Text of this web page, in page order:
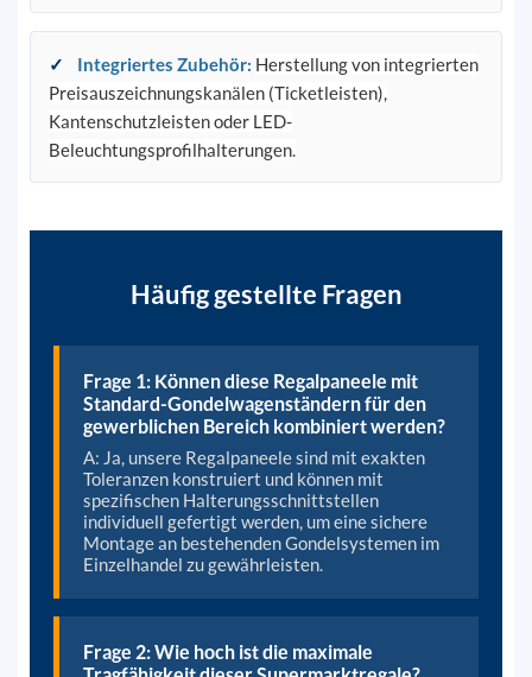
✓ Integriertes Zubehör: Herstellung von integrierten
Preisauszeichnungskanälen (Ticketleisten),
Kantenschutzleisten oder LED-
Beleuchtungsprofilhalterungen.
Häufig gestellte Fragen
Frage 1: Können diese Regalpaneele mit
Standard-Gondelwagenständern für den
gewerblichen Bereich kombiniert werden?
A: Ja, unsere Regalpaneele sind mit exakten
Toleranzen konstruiert und können mit
spezifischen Halterungsschnittstellen
individuell gefertigt werden, um eine sichere
Montage an bestehenden Gondelsystemen im
Einzelhandel zu gewährleisten.
Frage 2: Wie hoch ist die maximale